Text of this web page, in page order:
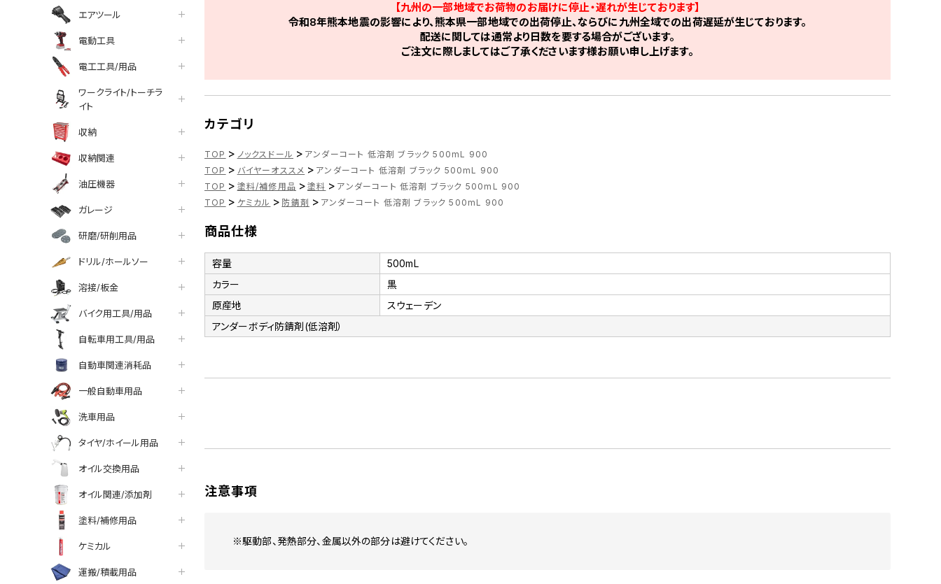
エアツール
電動工具
電工工具/用品
ワークライト/トーチラ
イト
収納
収納関連
油圧機器
ガレージ
研磨/研削用品
ドリル/ホールソー
溶接/板金
バイク用工具/用品
自転車用工具/用品
自動車関連消耗品
一般自動車用品
洗車用品
タイヤ/ホイール用品
オイル交換用品
オイル関連/添加剤
塗料/補修用品
ケミカル
運搬/積載用品
【九州の一部地域でお荷物のお届けに停止・遅れが生じております】
令和8年熊本地震の影響により、熊本県一部地域での出荷停止、ならびに九州全域での出荷遅延が生じております。
配送に関しては通常より日数を要する場合がございます。
ご注文に際しましてはご了承くださいます様お願い申し上げます。
カテゴリ
TOP > ノックスドール > アンダーコート 低溶剤 ブラック 500mL 900
TOP > バイヤーオススメ > アンダーコート 低溶剤 ブラック 500mL 900
TOP > 塗料/補修用品 > 塗料 > アンダーコート 低溶剤 ブラック 500mL 900
TOP > ケミカル > 防錆剤 > アンダーコート 低溶剤 ブラック 500mL 900
商品仕様
容量
500mL
カラー
黒
原産地
スウェーデン
アンダーボディ防錆剤(低溶剤）
注意事項
※駆動部、発熱部分、金属以外の部分は避けてください。